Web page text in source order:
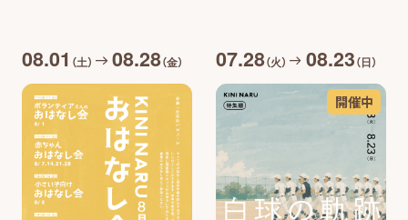
08.01 （土） 08.28（金） 07.28（火） 08.23（日）
開催中